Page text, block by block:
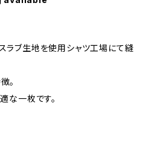
ラブ生地を使用シャツ工場にて縫
。
な一枚です。